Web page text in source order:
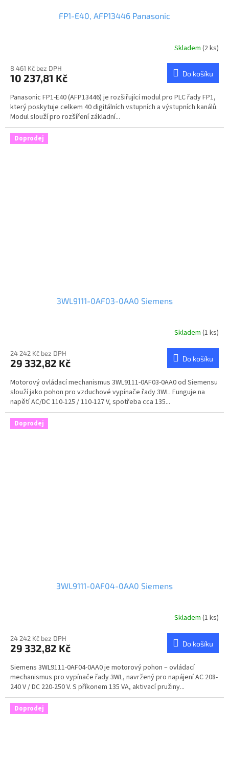
FP1-E40, AFP13446 Panasonic
Skladem (2 ks)
8 461 Kč bez DPH
10 237,81 Kč Do košíku
Panasonic FP1-E40 (AFP13446) je rozšiřující modul pro PLC řady FP1,
který poskytuje celkem 40 digitálních vstupních a výstupních kanálů.
Modul slouží pro rozšíření základní...
Doprodej
3WL9111-0AF03-0AA0 Siemens
Skladem (1 ks)
24 242 Kč bez DPH
29 332,82 Kč Do košíku
Motorový ovládací mechanismus 3WL9111-0AF03-0AA0 od Siemensu
slouží jako pohon pro vzduchové vypínače řady 3WL. Funguje na
napětí AC/DC 110-125 / 110-127 V, spotřeba cca 135...
Doprodej
3WL9111-0AF04-0AA0 Siemens
Skladem (1 ks)
24 242 Kč bez DPH
29 332,82 Kč Do košíku
Siemens 3WL9111-0AF04-0AA0 je motorový pohon – ovládací
mechanismus pro vypínače řady 3WL, navržený pro napájení AC 208-
240 V / DC 220-250 V. S příkonem 135 VA, aktivací pružiny...
Doprodej